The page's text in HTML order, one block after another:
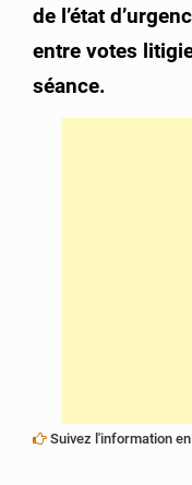
de l’état
entre votes
séance.
Suivez l'information